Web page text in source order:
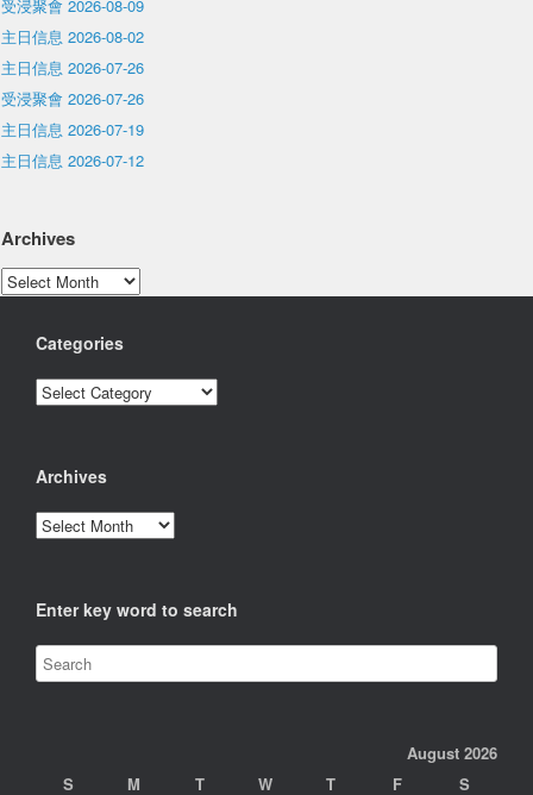
受浸聚會 2026-08-09
主日信息 2026-08-02
主日信息 2026-07-26
受浸聚會 2026-07-26
主日信息 2026-07-19
主日信息 2026-07-12
Archives
Archives
Categories
Categories
Archives
Archives
Enter key word to search
August 2026
S
M T W T F S